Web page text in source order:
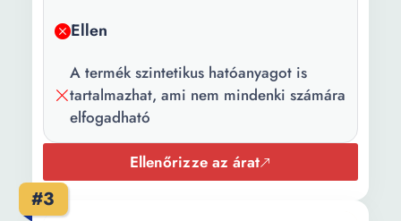
Ellen
A termék szintetikus hatóanyagot is
tartalmazhat, ami nem mindenki számára
elfogadható
Ellenőrizze az árat
#3